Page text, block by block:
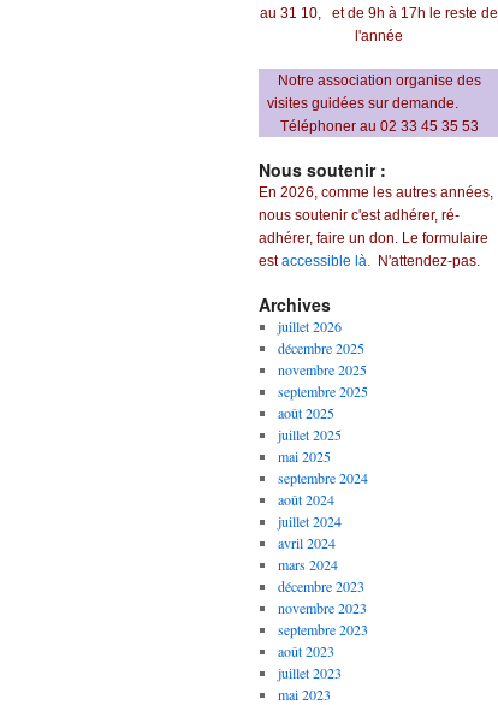
au 31 10, et de 9h à 17h le reste de
l'année
Notre association organise des
visites guidées sur demande.
Téléphoner au 02 33 45 35 53
Nous soutenir :
En 2026, comme les autres années,
nous soutenir c'est adhérer, ré-
adhérer, faire un don. Le formulaire
estaccessible là. N'attendez-pas.
Archives
juillet 2026
décembre 2025
novembre 2025
septembre 2025
août 2025
juillet 2025
mai 2025
septembre 2024
août 2024
juillet 2024
avril 2024
mars 2024
décembre 2023
novembre 2023
septembre 2023
août 2023
juillet 2023
mai 2023